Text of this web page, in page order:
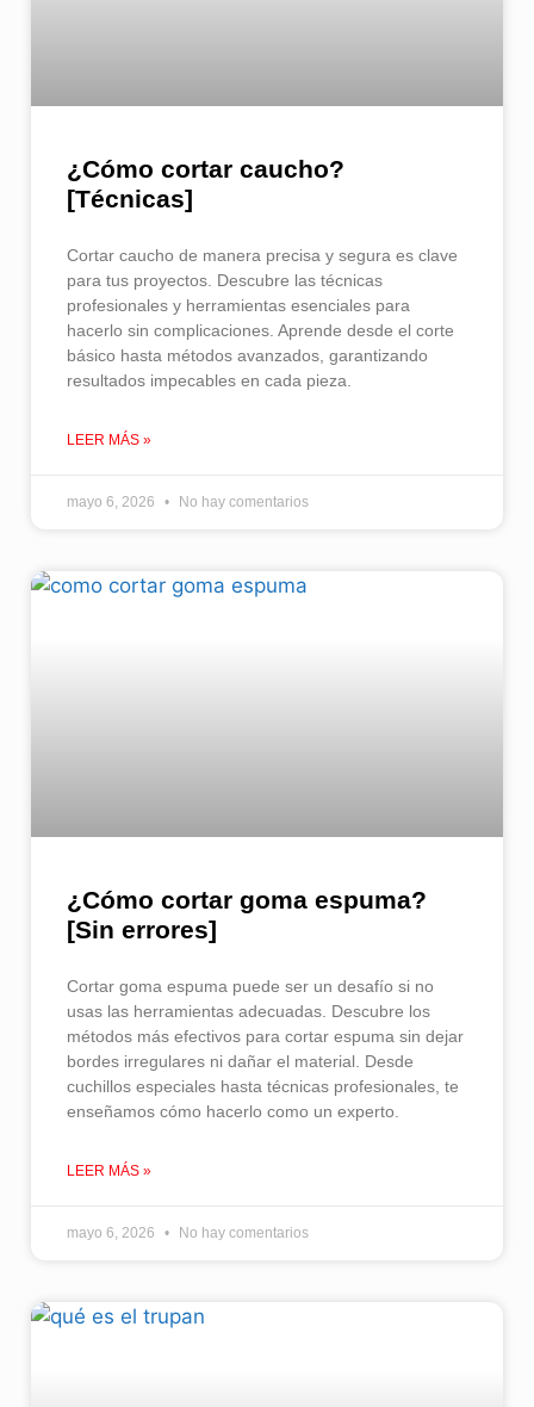
¿Cómo cortar caucho​?
[Técnicas]
Cortar caucho de manera precisa y segura es clave
para tus proyectos. Descubre las técnicas
profesionales y herramientas esenciales para
hacerlo sin complicaciones. Aprende desde el corte
básico hasta métodos avanzados, garantizando
resultados impecables en cada pieza.
LEER MÁS »
mayo 6, 2026 No hay comentarios
¿Cómo cortar goma espuma​?
[Sin errores]
Cortar goma espuma puede ser un desafío si no
usas las herramientas adecuadas. Descubre los
métodos más efectivos para cortar espuma sin dejar
bordes irregulares ni dañar el material. Desde
cuchillos especiales hasta técnicas profesionales, te
enseñamos cómo hacerlo como un experto.
LEER MÁS »
mayo 6, 2026 No hay comentarios